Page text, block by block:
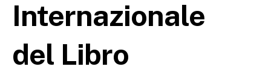
Internazionale
del Libro